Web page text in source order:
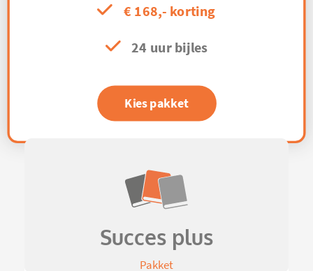
€ 168,- korting
24 uur bijles
Kies pakket
Succes plus
Pakket